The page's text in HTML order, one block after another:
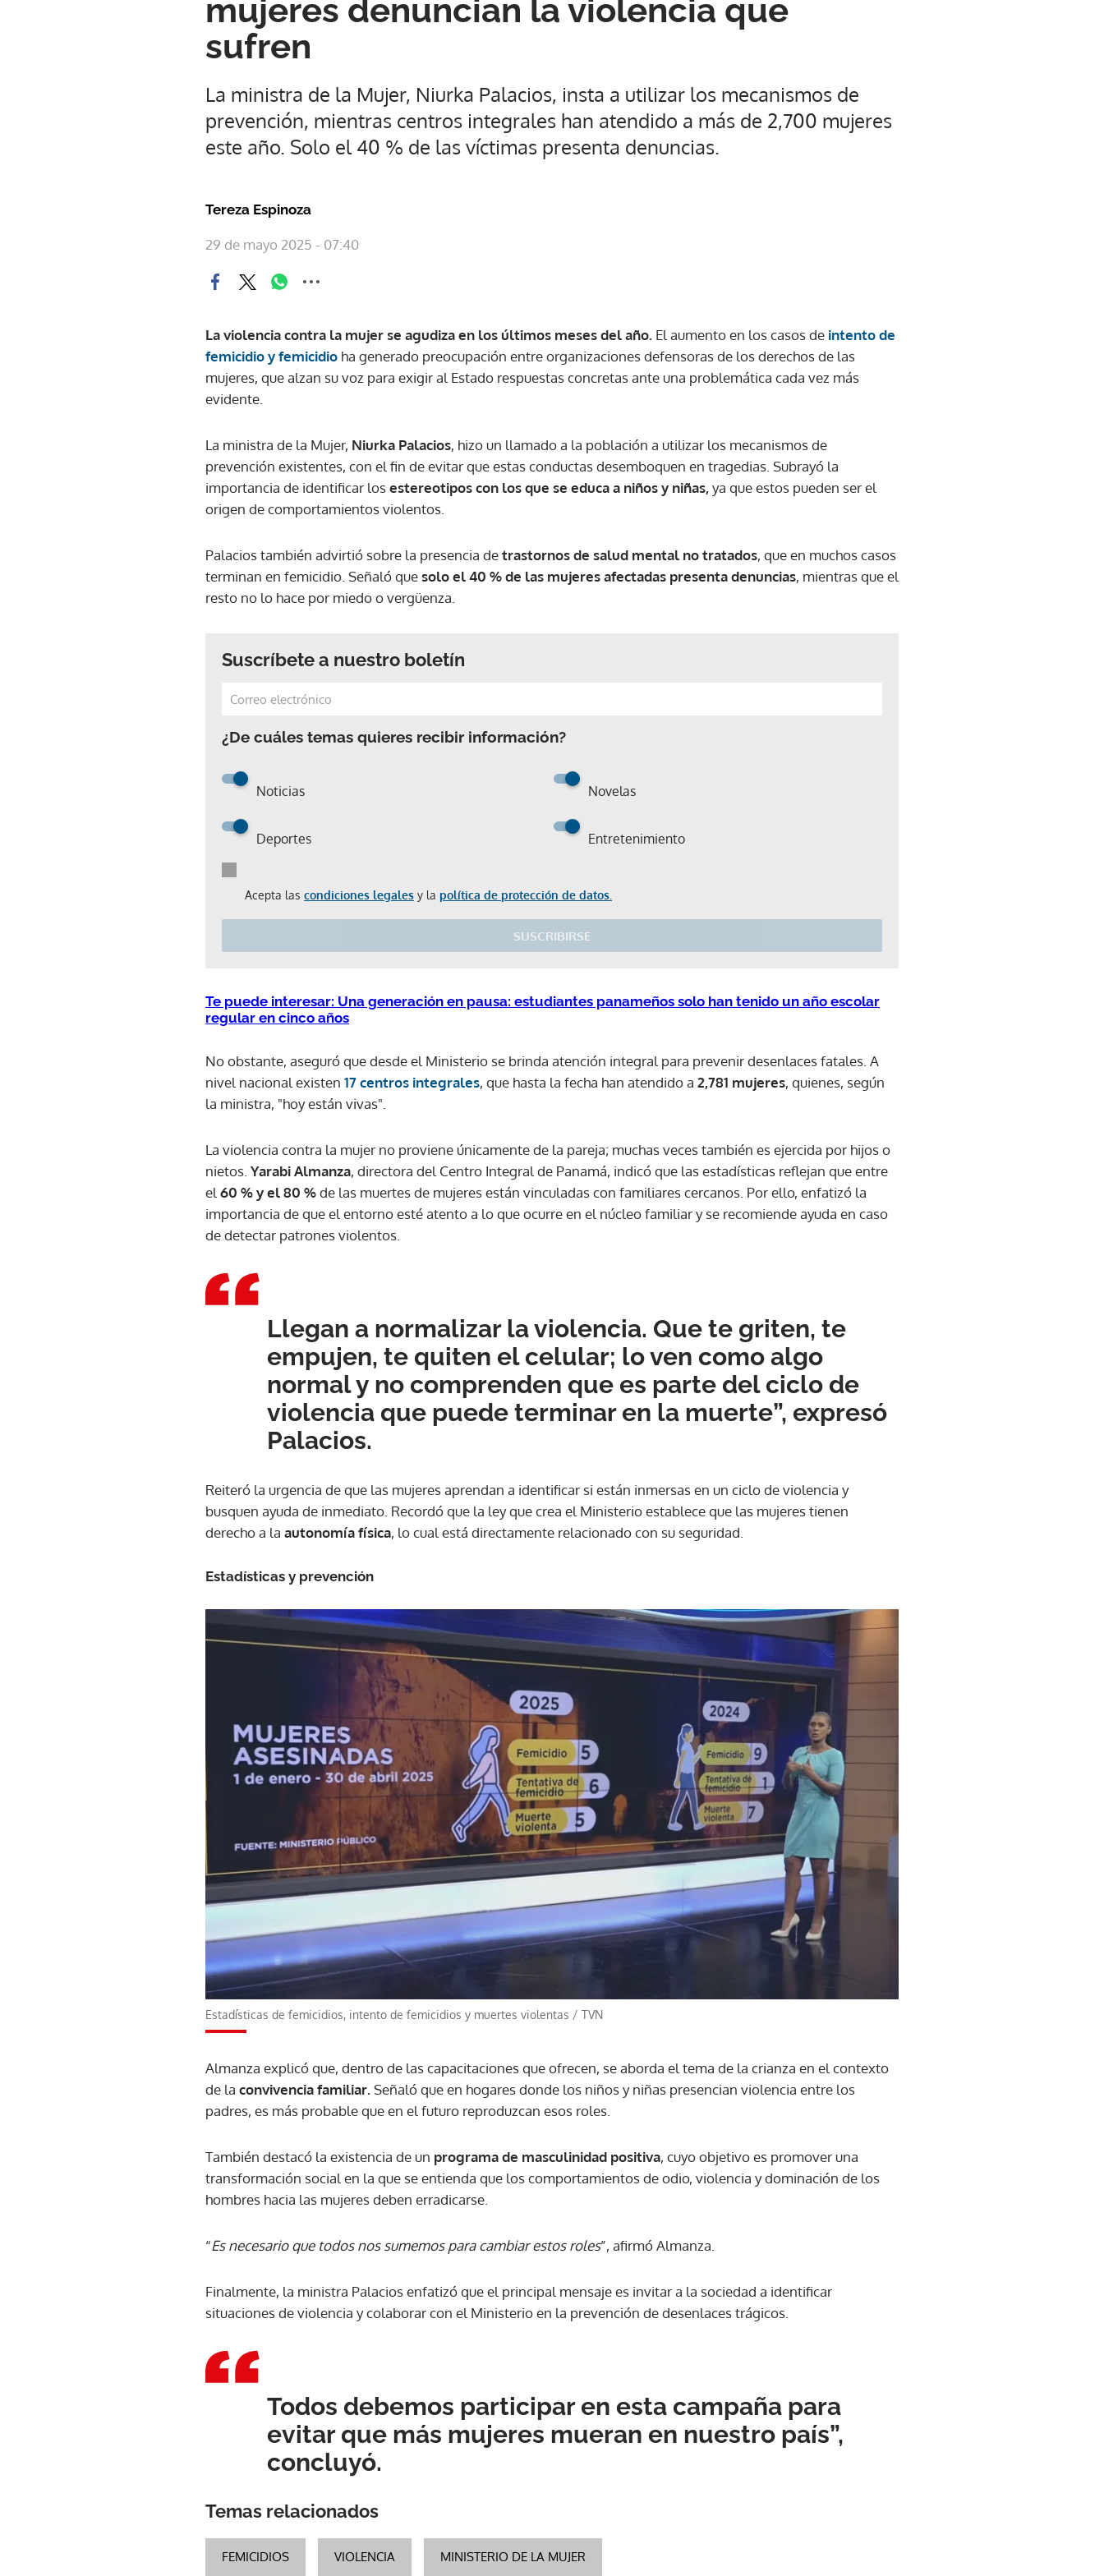
mujeres denuncian la violencia que
sufren
La ministra de la Mujer, Niurka Palacios, insta a utilizar los mecanismos de
prevención, mientras centros integrales han atendido a más de 2,700 mujeres
este año. Solo el 40 % de las víctimas presenta denuncias.
Tereza Espinoza
29 de mayo 2025 - 07:40
La violencia contra la mujer se agudiza en los últimos meses del año. El aumento en los casos de intento de
femicidio y femicidio ha generado preocupación entre organizaciones defensoras de los derechos de las
mujeres, que alzan su voz para exigir al Estado respuestas concretas ante una problemática cada vez más
evidente.
La ministra de la Mujer, Niurka Palacios, hizo un llamado a la población a utilizar los mecanismos de
prevención existentes, con el fin de evitar que estas conductas desemboquen en tragedias. Subrayó la
importancia de identificar losestereotipos con los que se educa a niños y niñas,ya que estos pueden ser el
origen de comportamientos violentos.
Palacios también advirtió sobre la presencia detrastornos de salud mental no tratados, que en muchos casos
terminan en femicidio. Señaló quesolo el 40 % de las mujeres afectadas presenta denuncias, mientras que el
resto no lo hace por miedo o vergüenza.
Suscríbete a nuestro boletín
¿De cuáles temas quieres recibir información?
Noticias Novelas
Deportes Entretenimiento
Acepta las condiciones legales y la política de protección de datos.
SUSCRIBIRSE
ACEPTAR
Te puede interesar: Una generación en pausa: estudiantes panameños solo han tenido un año escolar
regular en cinco años
No obstante, aseguró que desde el Ministerio se brinda atención integral para prevenir desenlaces fatales. A
nivel nacional existen 17 centros integrales, que hasta la fecha han atendido a 2,781 mujeres, quienes, según
la ministra, "hoy están vivas".
La violencia contra la mujer no proviene únicamente de la pareja; muchas veces también es ejercida por hijos o
nietos. Yarabi Almanza, directora del Centro Integral de Panamá, indicó que las estadísticas reflejan que entre
el 60 % y el 80 %de las muertes de mujeres están vinculadas con familiares cercanos. Por ello, enfatizó la
importancia de que el entorno esté atento a lo que ocurre en el núcleo familiar y se recomiende ayuda en caso
de detectar patrones violentos.
Llegan a normalizar la violencia. Que te griten, te
empujen, te quiten el celular; lo ven como algo
normal y no comprenden que es parte del ciclo de
violencia que puede terminar en la muerte”, expresó
Palacios.
Reiteró la urgencia de que las mujeres aprendan a identificar si están inmersas en un ciclo de violencia y
busquen ayuda de inmediato. Recordó que la ley que crea el Ministerio establece que las mujeres tienen
derecho a la autonomía física, lo cual está directamente relacionado con su seguridad.
Estadísticas y prevención
Estadísticas de femicidios, intento de femicidios y muertes violentas / TVN
Almanza explicó que, dentro de las capacitaciones que ofrecen, se aborda el tema de la crianza en el contexto
de la convivencia familiar.Señaló que en hogares donde los niños y niñas presencian violencia entre los
padres, es más probable que en el futuro reproduzcan esos roles.
También destacó la existencia de un programa de masculinidad positiva, cuyo objetivo es promover una
transformación social en la que se entienda que los comportamientos de odio, violencia y dominación de los
hombres hacia las mujeres deben erradicarse.
“Es necesario que todos nos sumemos para cambiar estos roles”, afirmó Almanza.
Finalmente, la ministra Palacios enfatizó que el principal mensaje es invitar a la sociedad a identificar
situaciones de violencia y colaborar con el Ministerio en la prevención de desenlaces trágicos.
Todos debemos participar en esta campaña para
evitar que más mujeres mueran en nuestro país”,
concluyó.
Temas relacionados
FEMICIDIOS VIOLENCIA MINISTERIO DE LA MUJER